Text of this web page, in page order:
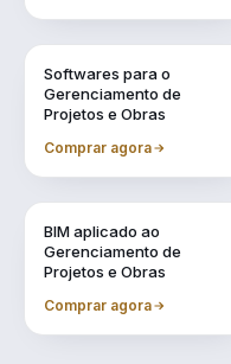
Softwares para o
Gerenciamento de
Projetos e Obras
Comprar agora
BIM aplicado ao
Gerenciamento de
Projetos e Obras
Comprar agora